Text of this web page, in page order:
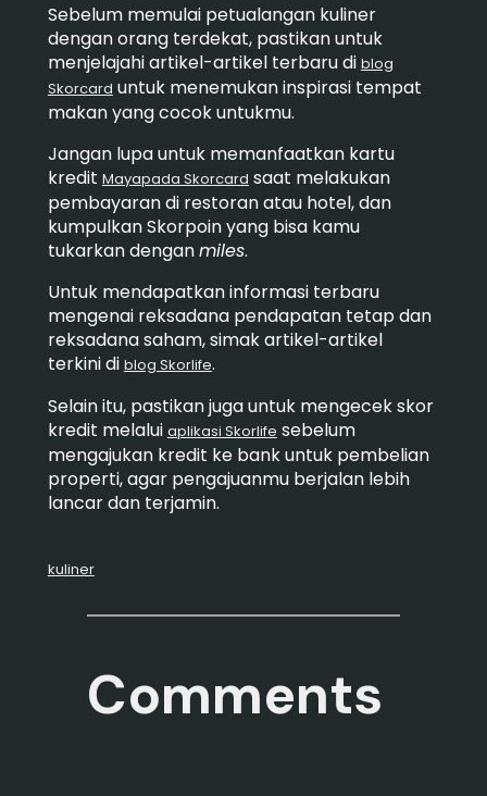
Sebelum memulai petualangan kuliner
dengan orang terdekat, pastikan untuk
menjelajahi artikel-artikel terbaru di blog
Skorcard untuk menemukan inspirasi tempat
makan yang cocok untukmu.
Jangan lupa untuk memanfaatkan kartu
kredit Mayapada Skorcard saat melakukan
pembayaran di restoran atau hotel, dan
kumpulkan Skorpoin yang bisa kamu
tukarkan denganmiles.
Untuk mendapatkan informasi terbaru
mengenai reksadana pendapatan tetap dan
reksadana saham, simak artikel-artikel
terkini di blog Skorlife.
Selain itu, pastikan juga untuk mengecek skor
kredit melalui aplikasi Skorlife sebelum
mengajukan kredit ke bank untuk pembelian
properti, agar pengajuanmu berjalan lebih
lancar dan terjamin.
kuliner
Comments